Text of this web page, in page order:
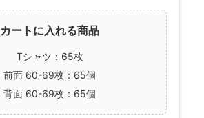
カートに入れる商品
Tシャツ：65枚
前面 60-69枚：65個
背面 60-69枚：65個